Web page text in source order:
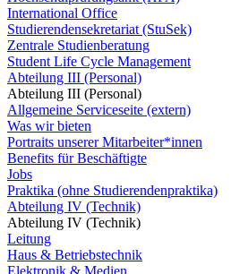
International Office
Studierendensekretariat (StuSek)
Zentrale Studienberatung
Student Life Cycle Management
Abteilung III (Personal)
Abteilung III (Personal)
Allgemeine Serviceseite (extern)
Was wir bieten
Portraits unserer Mitarbeiter*innen
Benefits für Beschäftigte
Jobs
Praktika (ohne Studierendenpraktika)
Abteilung IV (Technik)
Abteilung IV (Technik)
Leitung
Haus & Betriebstechnik
Elektronik & Medien